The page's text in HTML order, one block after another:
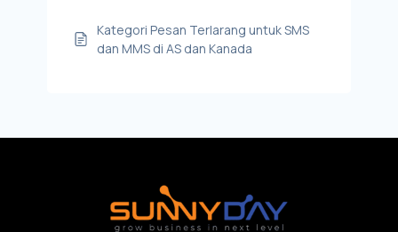
Kategori Pesan Terlarang untuk SMS
dan MMS di AS dan Kanada